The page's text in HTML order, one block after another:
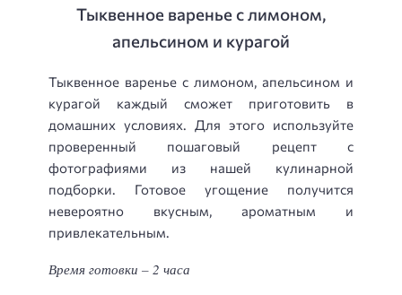
Тыквенное варенье с лимоном,
апельсином и курагой
Тыквенное варенье с лимоном, апельсином и
курагой каждый сможет приготовить в
домашних условиях. Для этого используйте
проверенный пошаговый рецепт с
фотографиями из нашей кулинарной
подборки. Готовое угощение получится
невероятно вкусным, ароматным и
привлекательным.
Время готовки – 2 часа